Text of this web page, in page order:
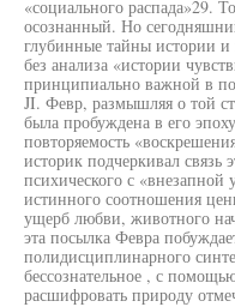
«социального распада»29.
осознанный. Но
глубинные тайны истории
без анализа «истории
принципиально важной в
JI. Февр, размышляя о той
была пробуждена в его
повторяемость
историк подчеркивал связь
психического с «внезапной
истинного соотношения
ущерб любви, животного
эта посылка Февра
полидисциплинарного
бессознательное , с
расшифровать природу